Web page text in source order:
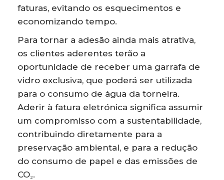
faturas, evitando os esquecimentos e
economizando tempo.
Para tornar a adesão ainda mais atrativa,
os clientes aderentes terão a
oportunidade de receber uma garrafa de
vidro exclusiva, que poderá ser utilizada
para o consumo de água da torneira.
Aderir à fatura eletrónica significa assumir
um compromisso com a sustentabilidade,
contribuindo diretamente para a
preservação ambiental, e para a redução
do consumo de papel e das emissões de
CO₂.